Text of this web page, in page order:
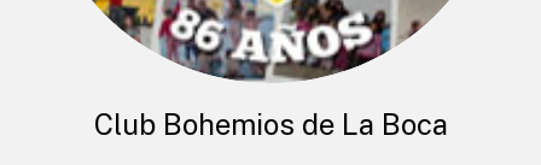
Club Bohemios de La Boca